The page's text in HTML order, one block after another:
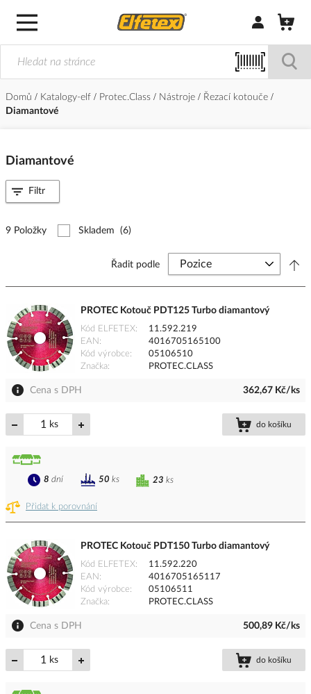
Přihlásit/
Domů Katalogy-elf Protec.Class Nástroje
Řezací kotouče
Diamantové
Diamantové
9 Položky Skladem (6)
Řadit podle
PROTEC Kotouč PDT125 Turbo diamantový
Kód ELFETEX
11.592.219
EAN
4016705165100
Kód výrobce
05106510
Značka
PROTEC.CLASS
Cena s DPH 362,67 Kč/ks
ks do košíku
Přidat k porovnání
23 ks
8 dní 50 ks
PROTEC Kotouč PDT150 Turbo diamantový
Kód ELFETEX
11.592.220
EAN
4016705165117
Kód výrobce
05106511
Značka
PROTEC.CLASS
Cena s DPH 500,89 Kč/ks
ks do košíku
Filtr